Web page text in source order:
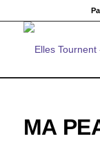
MA